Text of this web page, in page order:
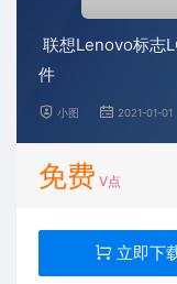
联想Lenovo标志
件
小图 2021-01-01
免费 V点
立即下